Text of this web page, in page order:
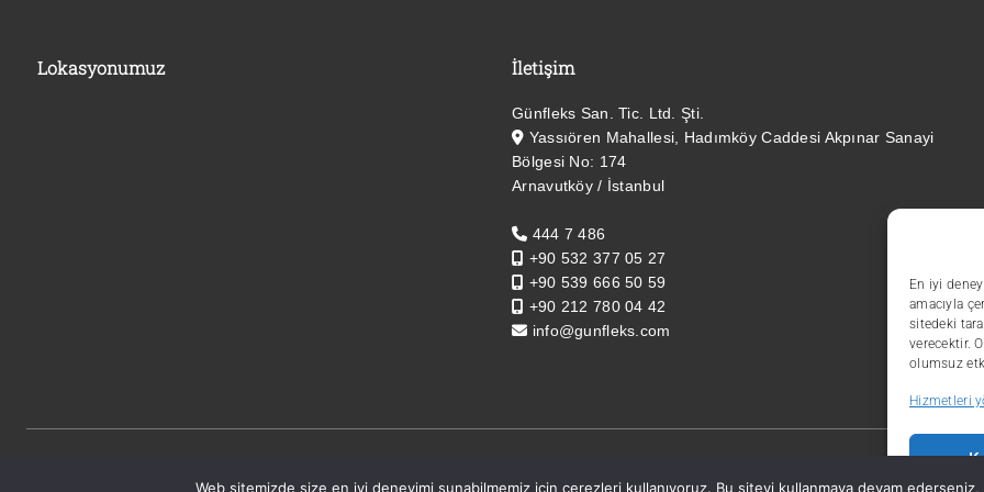
En iyi
amacıyla
sitedeki
verecektir.
olumsuz
Hizmetleri
Lokasyonumuz İletişim
Günfleks San. Tic. Ltd. Şti.
Yassıören Mahallesi, Hadımköy Caddesi Akpınar Sanayi
Bölgesi No: 174
Arnavutköy / İstanbul
444 7 486
+90 532 377 05 27
+90 539 666 50 59
+90 212 780 04 42
info@gunfleks.com
Web sitemizde size en iyi deneyimi sunabilmemiz için çerezleri kullanıyoruz. Bu siteyi kullanmaya devam